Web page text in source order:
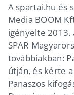
A spartai.hu és
Media BOOM
igényelte 2013.
SPAR
továbbiakban:
útján, és kérte
Panaszos